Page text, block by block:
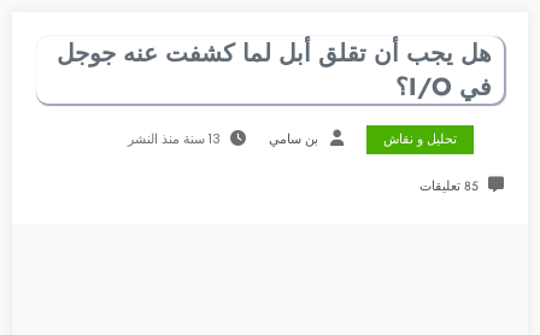
هل يجب أن تقلق أبل لما كشفت عنه جوجل
في I/O؟
تحليل و نقاش بن سامي 13 سنة منذ النشر
85 تعليقات